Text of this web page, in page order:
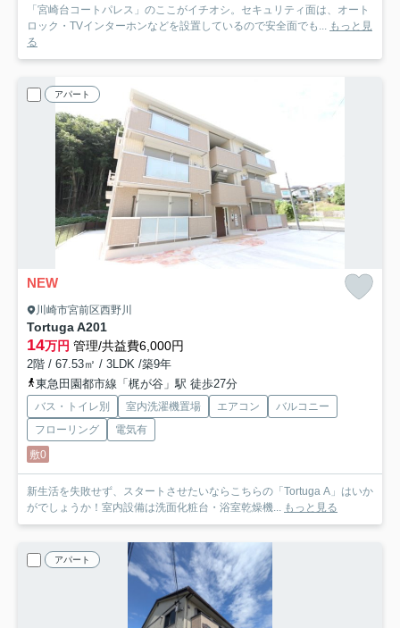
「宮崎台コートパレス」のここがイチオシ。セキュリティ面は、オート
ロック・TVインターホンなどを設置しているので安全面でも...
もっと見
る
アパート
NEW
川崎市宮前区西野川
Tortuga A201
14万円 管理/共益費6,000円
2階 / 67.53㎡ / 3LDK /築9年
東急田園都市線「梶が谷」駅 徒歩27分
バス・トイレ別 室内洗濯機置場 エアコン
バルコニー
フローリング
電気有
敷0
新生活を失敗せず、スタートさせたいならこちらの「Tortuga A」はいか
がでしょうか！室内設備は洗面化粧台・浴室乾燥機...
もっと見る
アパート